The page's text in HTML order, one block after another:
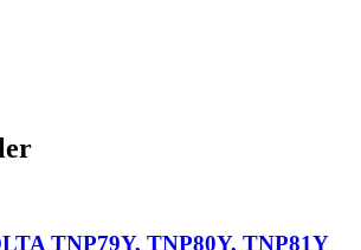
TNP79Y, TNP80Y, TNP81Y